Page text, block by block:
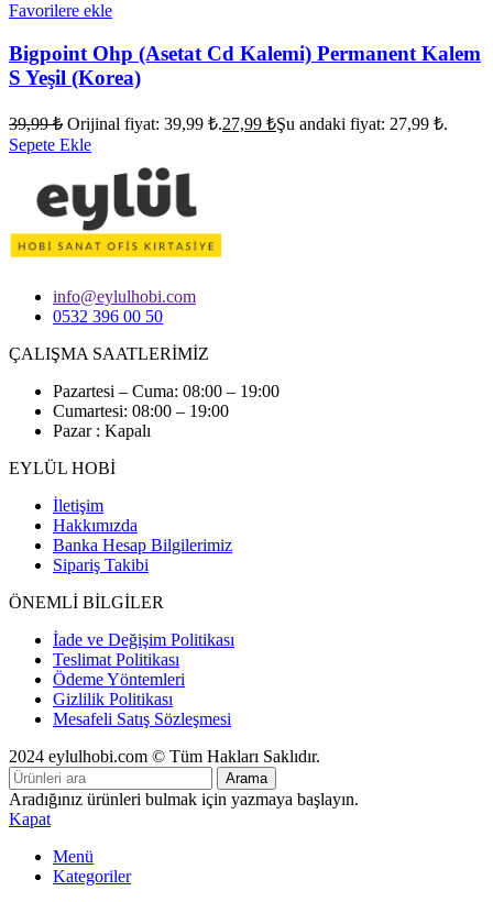
Favorilere ekle
Bigpoint Ohp (Asetat Cd Kalemi) Permanent Kalem
S Yeşil (Korea)
39,99₺ Orijinal fiyat: 39,99 ₺.27,99 ₺Şu andaki fiyat: 27,99 ₺.
Sepete Ekle
info@eylulhobi.com
0532 396 00 50
ÇALIŞMA SAATLERİMİZ
Pazartesi – Cuma: 08:00 – 19:00
Cumartesi: 08:00 – 19:00
Pazar : Kapalı
EYLÜL HOBİ
İletişim
Hakkımızda
Banka Hesap Bilgilerimiz
Sipariş Takibi
ÖNEMLİ BİLGİLER
İade ve Değişim Politikası
Teslimat Politikası
Ödeme Yöntemleri
Gizlilik Politikası
Mesafeli Satış Sözleşmesi
2024 eylulhobi.com © Tüm Hakları Saklıdır.
Arama
Aradığınız ürünleri bulmak için yazmaya başlayın.
Kapat
Menü
Kategoriler